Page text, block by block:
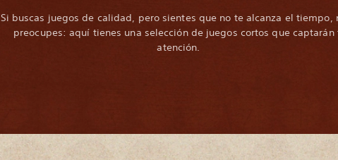
Si buscas juegos de calidad, pero sientes que no te alcanza el tiempo,
preocupes: aquí tienes una selección de juegos cortos que captarán
atención.